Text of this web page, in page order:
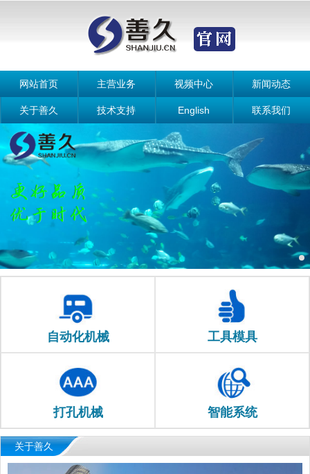
网站首页 主营业务 视频中心 新闻动态
关于善久 技术支持 English 联系我们
自动化机械 工具模具
打孔机械 智能系统
关于善久